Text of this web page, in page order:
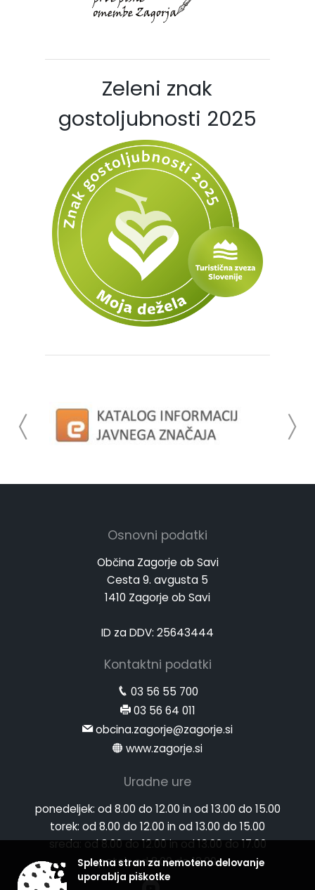
Zeleni znak
gostoljubnosti 2025
Osnovni podatki
Občina Zagorje ob Savi
Cesta 9. avgusta 5
1410 Zagorje ob Savi
ID za DDV: 25643444
Kontaktni podatki
03 56 55 700
03 56 64 011
obcina.zagorje@zagorje.si
www.zagorje.si
Uradne ure
ponedeljek: od 8.00 do 12.00 in od 13.00 do 15.00
torek: od 8.00 do 12.00 in od 13.00 do 15.00
sreda:od 8.00 do 12.00 in od 13.00 do 17.00
petek:od 8.00 do 12.00
Spletna stran za nemoteno delovanje
uporablja piškotke